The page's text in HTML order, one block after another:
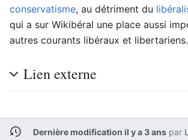
conservatisme, au détriment du
qui a sur Wikibéral une place aussi
autres courants libéraux et libertariens.
Lien externe
Dernière modification il y a 3 anspar